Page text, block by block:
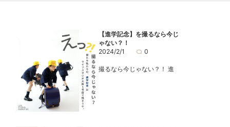
【進学記念】を撮るなら今じ
ゃない？！
2024/2/1
0
撮るなら今じゃない？！ 進